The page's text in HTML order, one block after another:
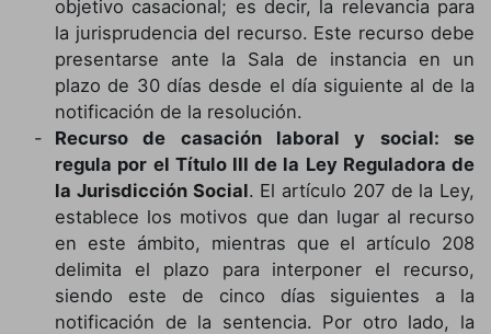
objetivo casacional; es decir, la relevancia para
la jurisprudencia del recurso. Este recurso debe
presentarse ante la Sala de instancia en un
plazo de 30 días desde el día siguiente al de la
notificación de la resolución.
Recurso de casación laboral y social: se
regula por el Título III de la Ley Reguladora de
la Jurisdicción Social. El artículo 207 de la Ley,
establece los motivos que dan lugar al recurso
en este ámbito, mientras que el artículo 208
delimita el plazo para interponer el recurso,
siendo este de cinco días siguientes a la
notificación de la sentencia. Por otro lado, la